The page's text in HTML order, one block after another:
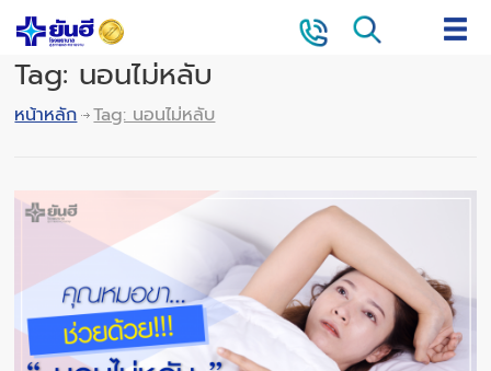
Tag: นอนไม่หลับ
หน้าหลัก Tag: นอนไม่หลับ